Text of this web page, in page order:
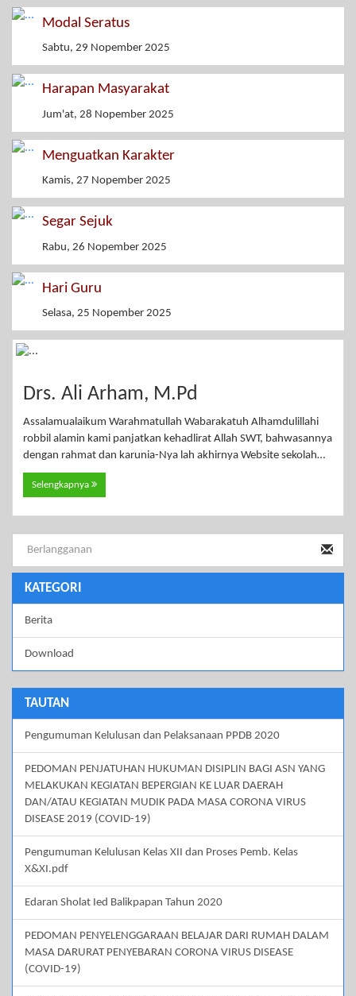
Modal Seratus
Sabtu, 29 Nopember 2025
Harapan Masyarakat
Jum'at, 28 Nopember 2025
Menguatkan Karakter
Kamis, 27 Nopember 2025
Segar Sejuk
Rabu, 26 Nopember 2025
Hari Guru
Selasa, 25 Nopember 2025
Drs. Ali Arham, M.Pd
Assalamualaikum Warahmatullah Wabarakatuh Alhamdulillahi
robbil alamin kami panjatkan kehadlirat Allah SWT, bahwasannya
dengan rahmat dan karunia-Nya lah akhirnya Website sekolah…
Selengkapnya
KATEGORI
Berita
Download
TAUTAN
Pengumuman Kelulusan dan Pelaksanaan PPDB 2020
PEDOMAN PENJATUHAN HUKUMAN DISIPLIN BAGI ASN YANG
MELAKUKAN KEGIATAN BEPERGIAN KE LUAR DAERAH
DAN/ATAU KEGIATAN MUDIK PADA MASA CORONA VIRUS
DISEASE 2019 (COVID-19)
Pengumuman Kelulusan Kelas XII dan Proses Pemb. Kelas
X&XI.pdf
Edaran Sholat Ied Balikpapan Tahun 2020
PEDOMAN PENYELENGGARAAN BELAJAR DARI RUMAH DALAM
MASA DARURAT PENYEBARAN CORONA VIRUS DISEASE
(COVID-19)